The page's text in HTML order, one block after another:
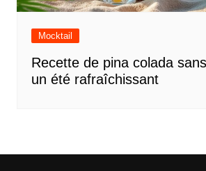
Mocktail
Recette de pina colada
un été rafraîchissant